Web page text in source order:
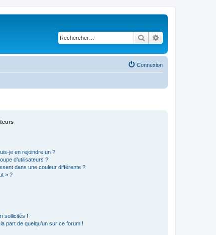
Rechercher
Connexion
je en rejoindre un ?
d’utilisateurs ?
dans une couleur différente ?
» ?
sollicités !
part de quelqu’un sur ce forum !